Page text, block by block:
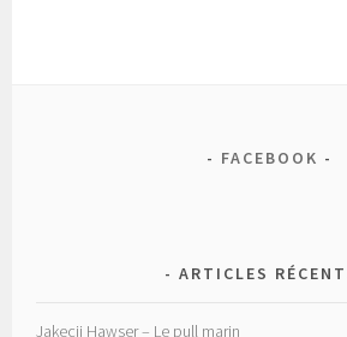
FACEBOOK
ARTICLES
Jakecii Hawser – Le pull marin